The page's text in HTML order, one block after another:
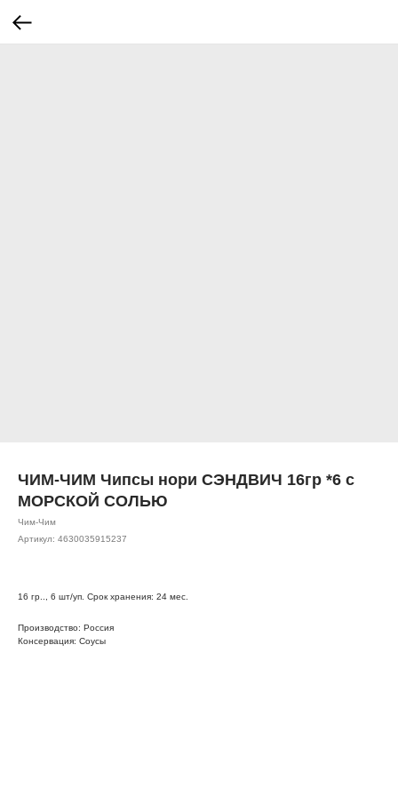
ЧИМ-ЧИМ Чипсы нори СЭНДВИЧ 16гр *6 с
МОРСКОЙ СОЛЬЮ
Чим-Чим
Артикул: 4630035915237
16 гр.., 6 шт/уп. Срок хранения: 24 мес.
Производство: Россия
Консервация: Соусы